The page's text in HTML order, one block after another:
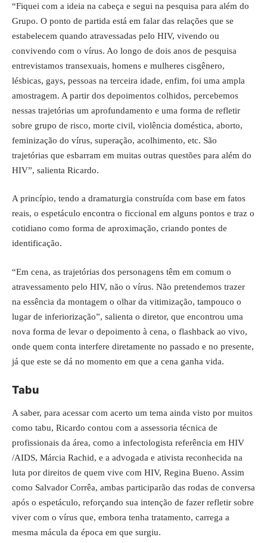
“Fiquei com a ideia na cabeça e segui na pesquisa para além do
Grupo. O ponto de partida está em falar das relações que se
estabelecem quando atravessadas pelo HIV, vivendo ou
convivendo com o vírus. Ao longo de dois anos de pesquisa
entrevistamos transexuais, homens e mulheres cisgênero,
lésbicas, gays, pessoas na terceira idade, enfim, foi uma ampla
amostragem. A partir dos depoimentos colhidos, percebemos
nessas trajetórias um aprofundamento e uma forma de refletir
sobre grupo de risco, morte civil, violência doméstica, aborto,
feminização do vírus, superação, acolhimento, etc. São
trajetórias que esbarram em muitas outras questões para além do
HIV”, salienta Ricardo.
A princípio, tendo a dramaturgia construída com base em fatos
reais, o espetáculo encontra o ficcional em alguns pontos e traz o
cotidiano como forma de aproximação, criando pontes de
identificação.
“Em cena, as trajetórias dos personagens têm em comum o
atravessamento pelo HIV, não o vírus. Não pretendemos trazer
na essência da montagem o olhar da vitimização, tampouco o
lugar de inferiorização”, salienta o diretor, que encontrou uma
nova forma de levar o depoimento à cena, o flashback ao vivo,
onde quem conta interfere diretamente no passado e no presente,
já que este se dá no momento em que a cena ganha vida.
Tabu
A saber, para acessar com acerto um tema ainda visto por muitos
como tabu, Ricardo contou com a assessoria técnica de
profissionais da área, como a infectologista referência em HIV
/AIDS, Márcia Rachid, e a advogada e ativista reconhecida na
luta por direitos de quem vive com HIV, Regina Bueno. Assim
como Salvador Corrêa, ambas participarão das rodas de conversa
após o espetáculo, reforçando sua intenção de fazer refletir sobre
viver com o vírus que, embora tenha tratamento, carrega a
mesma mácula da época em que surgiu.